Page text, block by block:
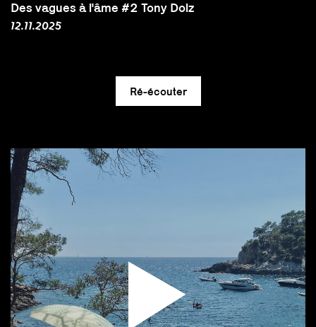
Des vagues à l'âme #2 Tony Dolz
12.11.2025